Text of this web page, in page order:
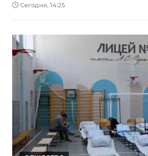
Сегодня, 14:25